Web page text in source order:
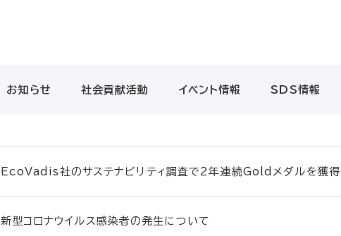
お知らせ 社会貢献活動 イベント情報 SDS情報
EcoVadis社のサステナビリティ調査で2年連続Goldメダルを獲得
新型コロナウイルス感染者の発生について